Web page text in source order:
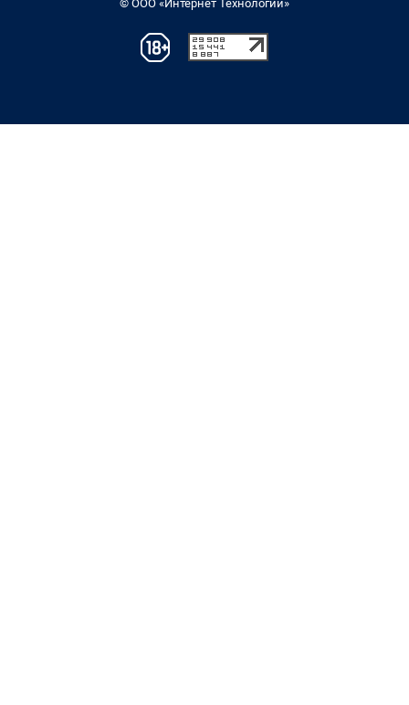
© ООО «Интернет Технологии»